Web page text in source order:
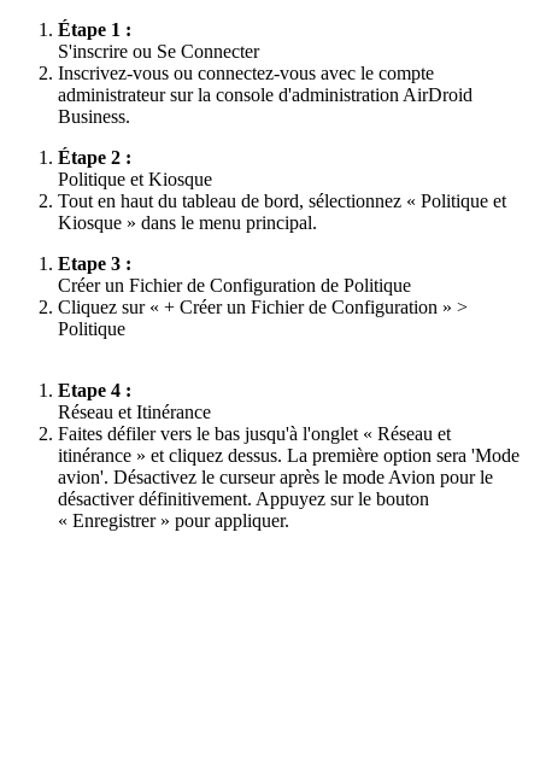
Étape 1 :
S'inscrire ou Se Connecter
Inscrivez-vous ou connectez-vous avec le compte
administrateur sur la console d'administration AirDroid
Business.
Étape 2 :
Politique et Kiosque
Tout en haut du tableau de bord, sélectionnez « Politique et
Kiosque » dans le menu principal.
Etape 3 :
Créer un Fichier de Configuration de Politique
Cliquez sur « + Créer un Fichier de Configuration » >
Politique
Etape 4 :
Réseau et Itinérance
Faites défiler vers le bas jusqu'à l'onglet « Réseau et
itinérance » et cliquez dessus. La première option sera 'Mode
avion'. Désactivez le curseur après le mode Avion pour le
désactiver définitivement. Appuyez sur le bouton
« Enregistrer » pour appliquer.